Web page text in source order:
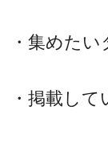
・集めたい
・掲載し